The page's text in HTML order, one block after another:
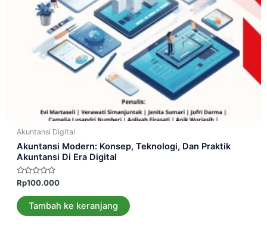
Akuntansi Digital
Akuntansi Modern: Konsep, Teknologi, Dan Praktik
Akuntansi Di Era Digital
Dinilai
0
dari
5
Rp100.000
Tambah ke keranjang